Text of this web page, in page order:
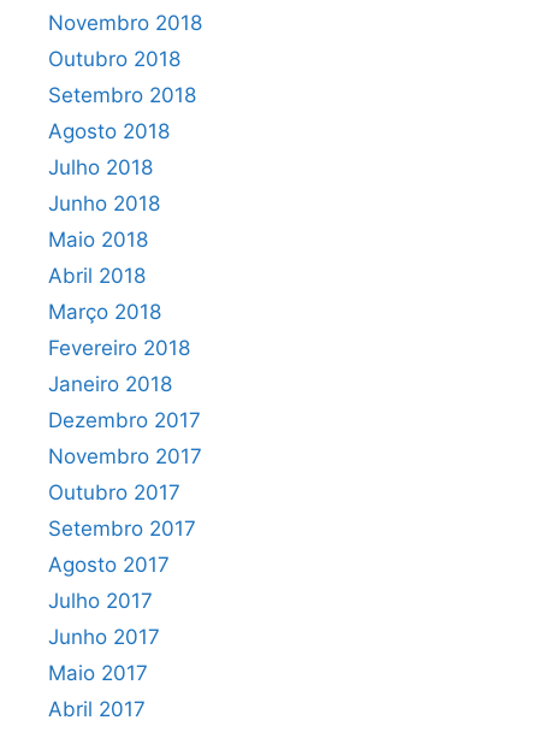
Novembro 2018
Outubro 2018
Setembro 2018
Agosto 2018
Julho 2018
Junho 2018
Maio 2018
Abril 2018
Março 2018
Fevereiro 2018
Janeiro 2018
Dezembro 2017
Novembro 2017
Outubro 2017
Setembro 2017
Agosto 2017
Julho 2017
Junho 2017
Maio 2017
Abril 2017